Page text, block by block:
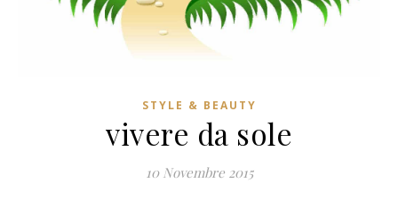
STYLE & BEAUTY
vivere da sole
10 Novembre 2015